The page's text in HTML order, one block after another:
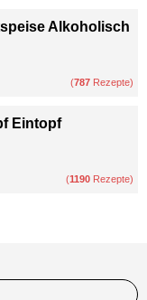
Alkoholisch
(787 Rezepte)
Eintopf
(1190 Rezepte)